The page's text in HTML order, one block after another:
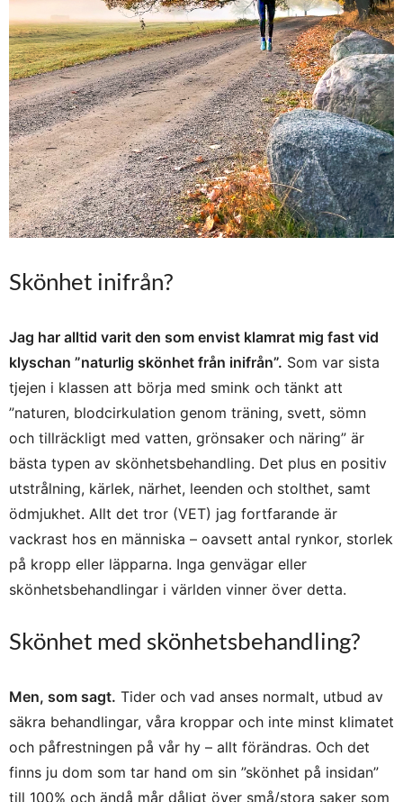
Skönhet inifrån?
Jag har alltid varit den som envist klamrat mig fast vid
klyschan ”naturlig skönhet från inifrån”. Som var sista
tjejen i klassen att börja med smink och tänkt att
”naturen, blodcirkulation genom träning, svett, sömn
och tillräckligt med vatten, grönsaker och näring” är
bästa typen av skönhetsbehandling. Det plus en positiv
utstrålning, kärlek, närhet, leenden och stolthet, samt
ödmjukhet. Allt det tror (VET) jag fortfarande är
vackrast hos en människa – oavsett antal rynkor, storlek
på kropp eller läpparna. Inga genvägar eller
skönhetsbehandlingar i världen vinner över detta.
Skönhet med skönhetsbehandling?
Men, som sagt. Tider och vad anses normalt, utbud av
säkra behandlingar, våra kroppar och inte minst klimatet
och påfrestningen på vår hy – allt förändras. Och det
finns ju dom som tar hand om sin ”skönhet på insidan”
till 100% och ändå mår dåligt över små/stora saker som